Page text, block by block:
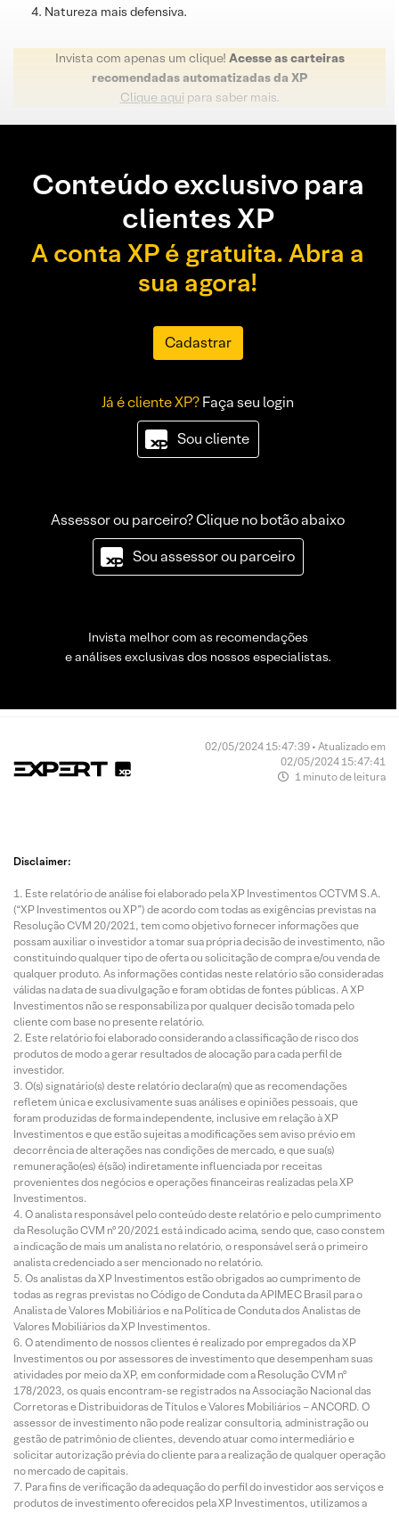
Natureza mais defensiva.
Invista com apenas um clique! Acesse as carteiras
recomendadas automatizadas da XP
Clique aqui para saber mais.
Conteúdo exclusivo para
clientes XP
A conta XP é gratuita. Abra a
sua agora!
Cadastrar
Já é cliente XP?Faça seu login
Sou cliente
Assessor ou parceiro? Clique no botão abaixo
Sou assessor ou parceiro
Invista melhor com as recomendações
e análises exclusivas dos nossos especialistas.
02/05/2024 15:47:39 • Atualizado em
02/05/2024 15:47:41
1 minuto de leitura
Disclaimer:
Este relatório de análise foi elaborado pela XP Investimentos CCTVM S.A.
(“XP Investimentos ou XP”) de acordo com todas as exigências previstas na
Resolução CVM 20/2021, tem como objetivo fornecer informações que
possam auxiliar o investidor a tomar sua própria decisão de investimento, não
constituindo qualquer tipo de oferta ou solicitação de compra e/ou venda de
qualquer produto. As informações contidas neste relatório são consideradas
válidas na data de sua divulgação e foram obtidas de fontes públicas. A XP
Investimentos não se responsabiliza por qualquer decisão tomada pelo
cliente com base no presente relatório.
Este relatório foi elaborado considerando a classificação de risco dos
produtos de modo a gerar resultados de alocação para cada perfil de
investidor.
O(s) signatário(s) deste relatório declara(m) que as recomendações
refletem única e exclusivamente suas análises e opiniões pessoais, que
foram produzidas de forma independente, inclusive em relação à XP
Investimentos e que estão sujeitas a modificações sem aviso prévio em
decorrência de alterações nas condições de mercado, e que sua(s)
remuneração(es) é(são) indiretamente influenciada por receitas
provenientes dos negócios e operações financeiras realizadas pela XP
Investimentos.
O analista responsável pelo conteúdo deste relatório e pelo cumprimento
da Resolução CVM nº 20/2021 está indicado acima, sendo que, caso constem
a indicação de mais um analista no relatório, o responsável será o primeiro
analista credenciado a ser mencionado no relatório.
Os analistas da XP Investimentos estão obrigados ao cumprimento de
todas as regras previstas no Código de Conduta da APIMEC Brasil para o
Analista de Valores Mobiliários e na Política de Conduta dos Analistas de
Valores Mobiliários da XP Investimentos.
O atendimento de nossos clientes é realizado por empregados da XP
Investimentos ou por assessores de investimento que desempenham suas
atividades por meio da XP, em conformidade com a Resolução CVM nº
178/2023, os quais encontram-se registrados na Associação Nacional das
Corretoras e Distribuidoras de Títulos e Valores Mobiliários – ANCORD. O
assessor de investimento não pode realizar consultoria, administração ou
gestão de patrimônio de clientes, devendo atuar como intermediário e
solicitar autorização prévia do cliente para a realização de qualquer operação
no mercado de capitais.
Para fins de verificação da adequação do perfil do investidor aos serviços e
produtos de investimento oferecidos pela XP Investimentos, utilizamos a